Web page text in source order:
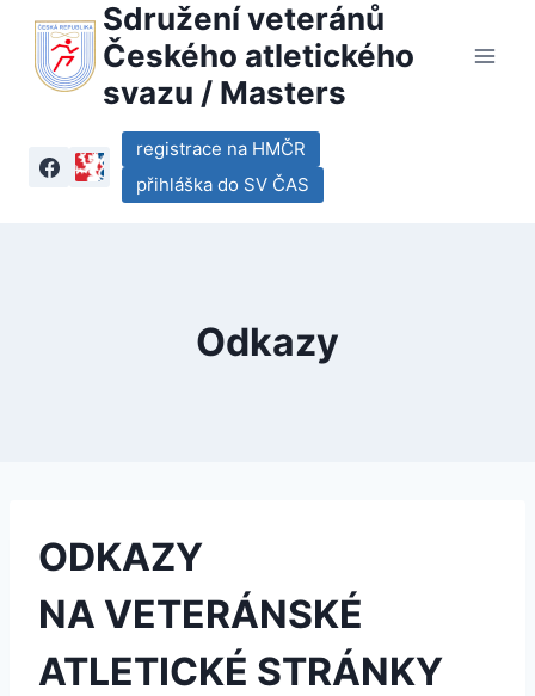
Přeskočit
obsah
Sdružení veteránů
Českého atletického
svazu / Masters
registrace na HMČR
přihláška do SV ČAS
Odkazy
ODKAZY
NA VETERÁNSKÉ
ATLETICKÉ STRÁNKY